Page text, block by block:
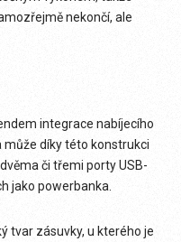
nekončí, ale
integrace nabíjecího
může díky této konstrukci
či třemi porty USB-
jako powerbanka.
tvar zásuvky, u kterého je